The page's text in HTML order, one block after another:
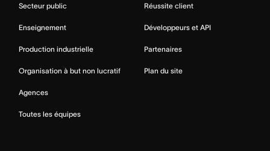
Secteur public
Enseignement
Production industrielle
Organisation à but non lucratif
Agences
Toutes les équipes
Réussite client
Développeurs et API
Partenaires
Plan du site